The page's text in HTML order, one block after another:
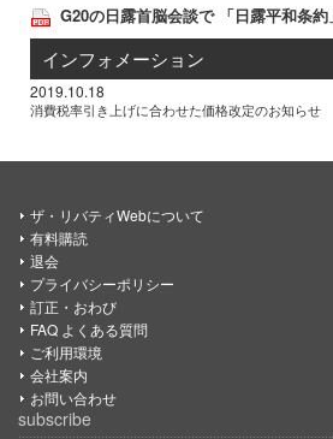
G20の日露首脳会談で 「日露平和条
インフォメーション
2019.10.18
消費税率引き上げに合わせた価格改定のお知らせ
ザ・リバティWebについて
有料購読
退会
プライバシーポリシー
訂正・おわび
FAQ よくある質問
ご利用環境
会社案内
お問い合わせ
subscribe